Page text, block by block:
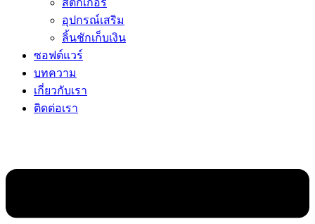
สติ๊กเกอร์
อุปกรณ์เสริม
ลิ้นชักเก็บเงิน
ซอฟต์แวร์
บทความ
เกี่ยวกับเรา
ติดต่อเรา